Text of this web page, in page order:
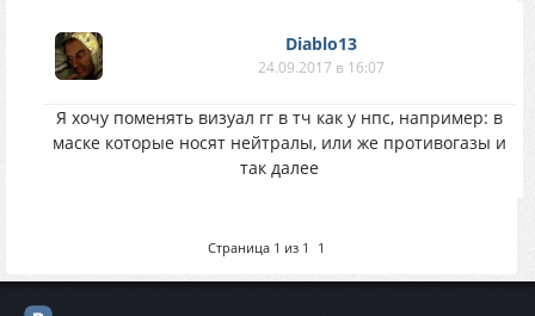
Diablo13
24.09.2017 в 16:07
Я хочу поменять визуал гг в тч как у нпс, например: в
маске которые носят нейтралы, или же противогазы и
так далее
Страница 1 из 1 1